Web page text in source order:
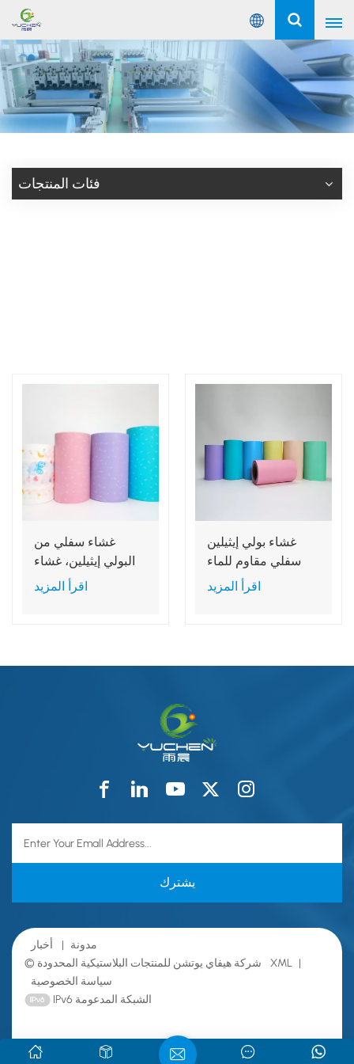
عربي
English
Русский
Español
فئات المنتجات
غشاء سفلي من
البولي إيثيلين، غشاء
خلفي يسمح بمرور
الهواء، مناسب
اقرأ المزيد
غشاء بولي إيثيلين
سفلي مقاوم للماء
للحفاضات والوسائد
السفلية للتغليف
اقرأ المزيد
مدونة |
أخبار
XML |
سياسة الخصوصية
IPv6 الشبكة المدعومة